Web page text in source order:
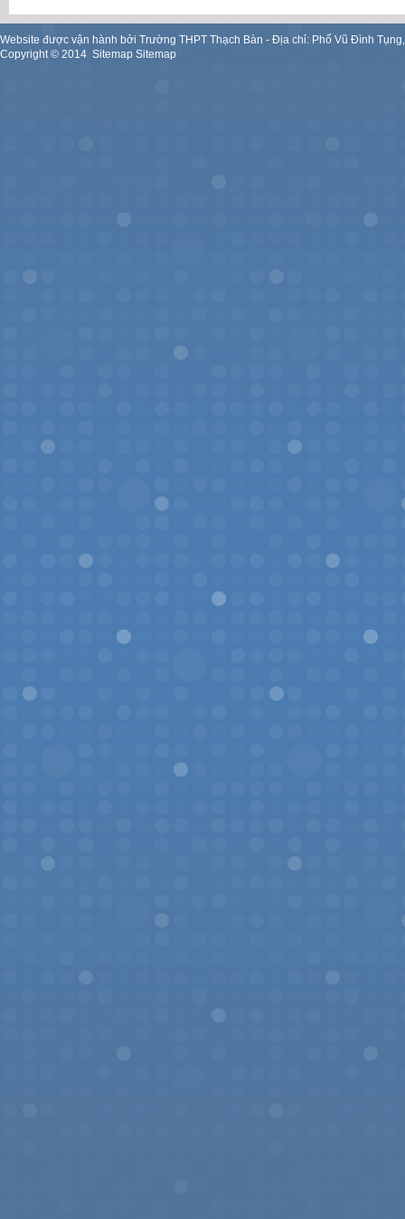
Website được vận hành bởi Trường THPT Thạch Bàn - Địa chỉ: Phố Vũ Đình
Copyright © 2014. Sitemap Sitemap